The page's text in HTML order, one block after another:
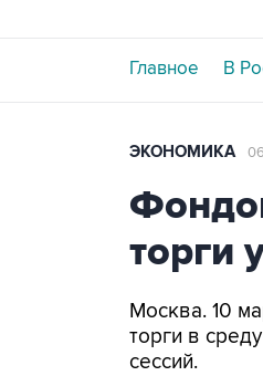
Главное В
ЭКОНОМИКА
торги
Москва. 10
торги в
сессий.